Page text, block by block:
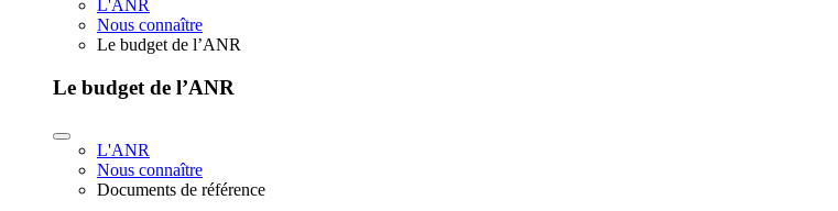
L'ANR
Nous connaître
Le budget de l’ANR
Le budget de l’ANR
L'ANR
Nous connaître
Documents de référence